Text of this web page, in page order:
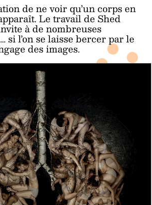
de ne voir qu’un corps en
Le travail de Shed
à de nombreuses
si l’on se laisse bercer par le
des images.